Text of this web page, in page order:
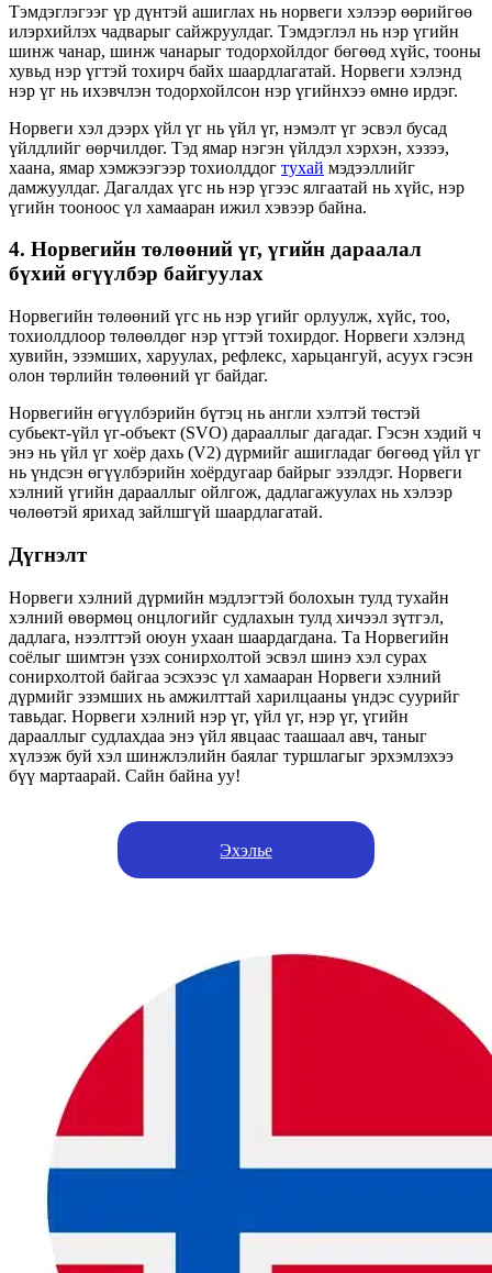
Тэмдэглэгээг үр дүнтэй ашиглах нь норвеги хэлээр өөрийгөө
илэрхийлэх чадварыг сайжруулдаг. Тэмдэглэл нь нэр үгийн
шинж чанар, шинж чанарыг тодорхойлдог бөгөөд хүйс, тооны
хувьд нэр үгтэй тохирч байх шаардлагатай. Норвеги хэлэнд
нэр үг нь ихэвчлэн тодорхойлсон нэр үгийнхээ өмнө ирдэг.
Норвеги хэл дээрх үйл үг нь үйл үг, нэмэлт үг эсвэл бусад
үйлдлийг өөрчилдөг. Тэд ямар нэгэн үйлдэл хэрхэн, хэзээ,
хаана, ямар хэмжээгээр тохиолддог тухай мэдээллийг
дамжуулдаг. Дагалдах үгс нь нэр үгээс ялгаатай нь хүйс, нэр
үгийн тооноос үл хамааран ижил хэвээр байна.
4. Норвегийн төлөөний үг, үгийн дараалал
бүхий өгүүлбэр байгуулах
Норвегийн төлөөний үгс нь нэр үгийг орлуулж, хүйс, тоо,
тохиолдлоор төлөөлдөг нэр үгтэй тохирдог. Норвеги хэлэнд
хувийн, эзэмших, харуулах, рефлекс, харьцангуй, асуух гэсэн
олон төрлийн төлөөний үг байдаг.
Норвегийн өгүүлбэрийн бүтэц нь англи хэлтэй төстэй
субьект-үйл үг-объект (SVO) дарааллыг дагадаг. Гэсэн хэдий ч
энэ нь үйл үг хоёр дахь (V2) дүрмийг ашигладаг бөгөөд үйл үг
нь үндсэн өгүүлбэрийн хоёрдугаар байрыг эзэлдэг. Норвеги
хэлний үгийн дарааллыг ойлгож, дадлагажуулах нь хэлээр
чөлөөтэй ярихад зайлшгүй шаардлагатай.
Дүгнэлт
Норвеги хэлний дүрмийн мэдлэгтэй болохын тулд тухайн
хэлний өвөрмөц онцлогийг судлахын тулд хичээл зүтгэл,
дадлага, нээлттэй оюун ухаан шаардагдана. Та Норвегийн
соёлыг шимтэн үзэх сонирхолтой эсвэл шинэ хэл сурах
сонирхолтой байгаа эсэхээс үл хамааран Норвеги хэлний
дүрмийг эзэмших нь амжилттай харилцааны үндэс суурийг
тавьдаг. Норвеги хэлний нэр үг, үйл үг, нэр үг, үгийн
дарааллыг судлахдаа энэ үйл явцаас таашаал авч, таныг
хүлээж буй хэл шинжлэлийн баялаг туршлагыг эрхэмлэхээ
бүү мартаарай. Сайн байна уу!
Эхэлье